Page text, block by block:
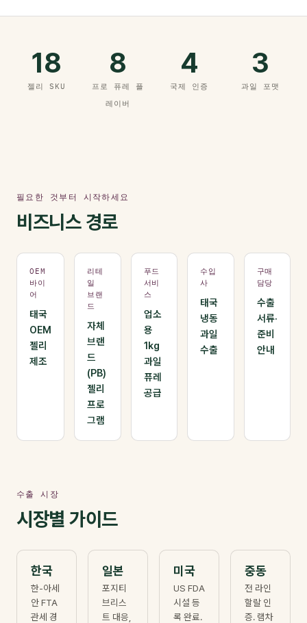
18
젤리 SKU
8
프로 퓨레 플
레이버
4
국제 인증
3
과일 포맷
필요한 것부터 시작하세요
비즈니스 경로
OEM
바이
어
태국
OEM
젤리
제조
리테
일
브랜
드
자체
브랜
드
(PB)
젤리
프로
그램
푸드
서비
스
업소
용
1kg
과일
퓨레
공급
수입
사
태국
냉동
과일
수출
구매
담당
수출
서류·
준비
안내
수출 시장
시장별 가이드
한국
한-아세
안 FTA
관세 경
일본
포지티
브리스
트 대응,
미국
US FDA
시설 등
록 완료.
중동
전 라인
할랄 인
증. 램차